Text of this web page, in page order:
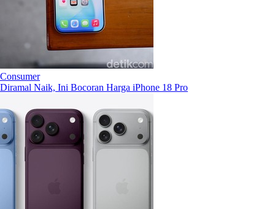
Consumer
Diramal Naik, Ini Bocoran Harga iPhone 18 Pro